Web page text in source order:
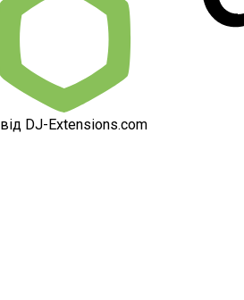
від DJ-Extensions.com